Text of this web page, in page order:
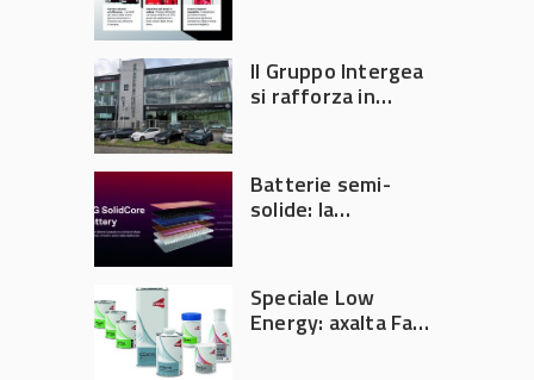
tempi e costi in
carrozzeria
Il Gruppo Intergea
si rafforza in
Batterie semi-
solide: la
accelerare la
rivoluzione
dell’auto elettrica
Speciale Low
Energy: axalta Fast